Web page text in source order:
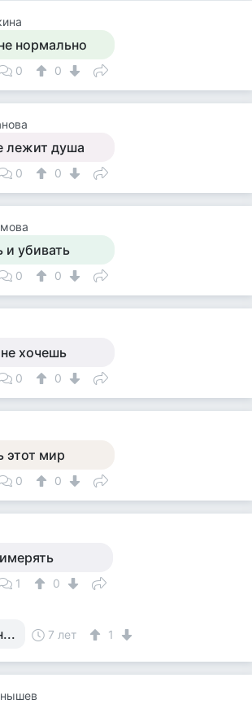
нормально
0 0
лежит душа
0 0
и убивать
0 0
хочешь
0 0
этот мир
0 0
1 0
7 лет 1